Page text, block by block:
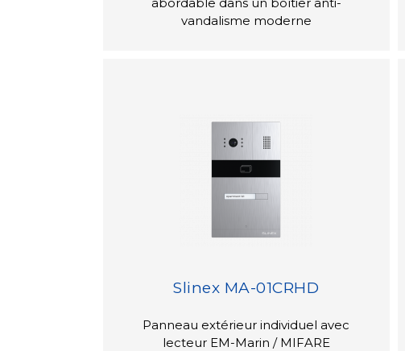
vandalisme moderne
Slinex MA-01CRHD
Panneau extérieur individuel avec
lecteur EM-Marin / MIFARE